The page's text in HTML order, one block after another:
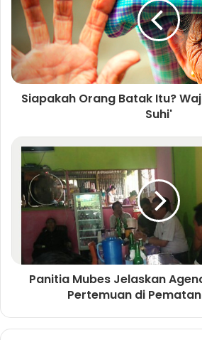
t
e
o
o
e
r
d
I
n
b
e
r
t
Siapakah Orang Batak Itu?
Suhi'
Panitia Mubes Jelaskan
Pertemuan di